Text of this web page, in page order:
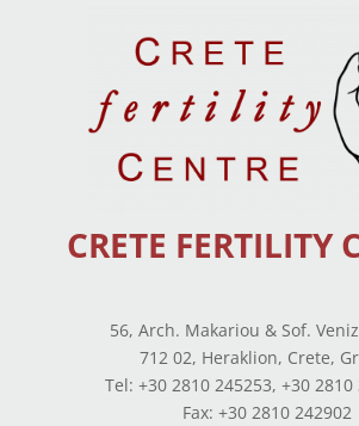
CRETE FERTILITY
56, Arch. Makariou & Sof.
712 02, Heraklion, Crete,
Tel: +30 2810 245253, +30 2810
Fax: +30 2810 242902